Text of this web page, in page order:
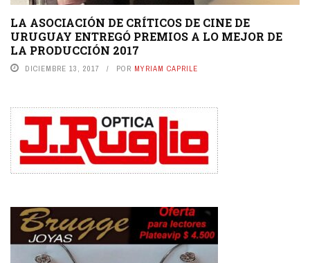
LA ASOCIACIÓN DE CRÍTICOS DE CINE DE
URUGUAY ENTREGÓ PREMIOS A LO MEJOR DE
LA PRODUCCIÓN 2017
DICIEMBRE 13, 2017 POR MYRIAM CAPRILE